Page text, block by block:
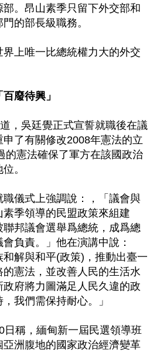
。昂山素季只留下外交部和
的部長級職務。
上唯一比總統權力大的外交
百廢待興」
，吳廷覺正式宣誓就職後在議
了有關修改2008年憲法的立
的憲法確保了軍方在該國政治
。
儀式上強調說：，「議會與
季領導的民盟政策來組建
邦議會選舉爲總統，成爲總
負責。」他在演講中說：
和解與和平(政策)，推動出臺一
憲法，並改善人民的生活水
府將力圖滿足人民久違的政
我們需保持耐心。」
日稱，緬甸新一屆民選領導班
洲腹地的國家政治經濟變革